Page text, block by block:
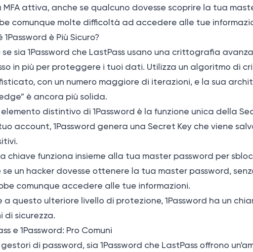
MFA attiva, anche se qualcuno dovesse scoprire la tua
comunque molte difficoltà ad accedere alle tue
1Password è Più Sicuro?
se sia 1Password che LastPass usano una crittografia
in più per proteggere i tuoi dati. Utilizza un algoritmo di
con un numero maggiore di iterazioni, e la sua
è ancora più solida.
elemento distintivo di 1Password è la funzione unica della
account, 1Password genera una Secret Key che viene
chiave funziona insieme alla tua master password per
se un hacker dovesse ottenere la tua master password,
comunque accedere alle tue informazioni.
a questo ulteriore livello di protezione, 1Password ha un
di sicurezza.
e 1Password: Pro Comuni
di password, sia 1Password che LastPass offrono